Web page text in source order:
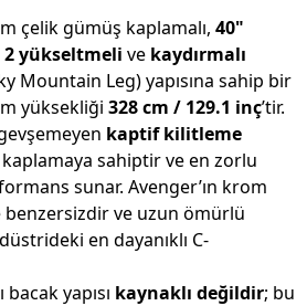
çelik gümüş kaplamalı, 40"
2 yükseltmeli ve kaydırmalı
Mountain Leg) yapısına sahip bir
yüksekliği 328 cm / 129.1 inç’tir.
kaptif kilitleme
sahiptir ve en zorlu
sunar. Avenger’ın krom
benzersizdir ve uzun ömürlü
en dayanıklı C-
bacak yapısı kaynaklı değildir; bu